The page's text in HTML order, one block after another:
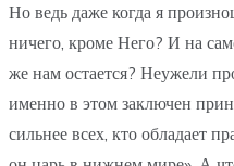
Но ведь даже когда я
ничего, кроме Него? И на
же нам остается? Неужели
именно в этом заключен
сильнее всех, кто обладает